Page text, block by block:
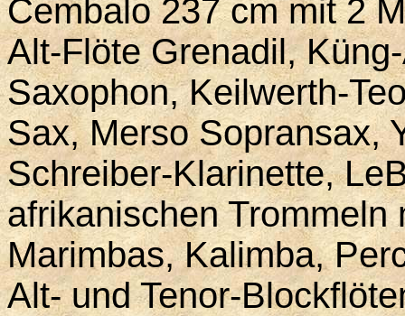
Cembalo 237 cm mit 2
Alt-Flöte Grenadil,
Saxophon, Keilwerth-
Sax, Merso Sopransax,
Schreiber-Klarinette,
afrikanischen Trommeln
Marimbas, Kalimba,
Alt- und Tenor-